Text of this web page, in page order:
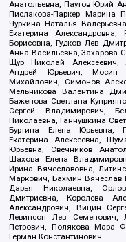
Анатольевна, Паутов Юрий
Пислакова-Паркер Марина
Чуркина Наталья
Екатерина
Борисовна, Гудков Лев
Анна Васильевна, Захарова
Щур Николай Алексеевич,
Андрей Юрьевич, Мосин
Михайлович, Симонов
Мельникова Валентина
Баженова Светлана
Сергей Владимирович,
Николаевна, Ганнушкина
Буртина Елена Юрьевна,
Екатерина Алексеевна,
Юрьевна, Свечников
Шахова Елена
Ирина Вячеславовна,
Маркович, Бахмин
Дарья Николаевна,
Дмитриевна, Королева
Александрович, Вицин
Левинсон Лев Семенович,
Петрович, Полякова Мара
Герман Константинович